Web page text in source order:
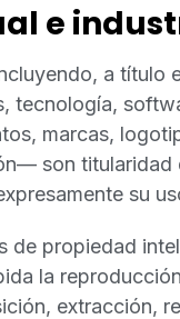
e
a título
tecnología,
marcas,
son titularidad
su
de propiedad
la
extracción,